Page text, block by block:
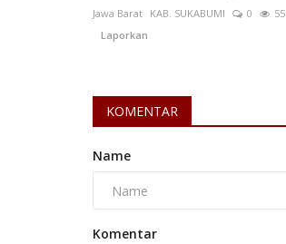
Jawa Barat KAB. SUKABUMI 0
55
Laporkan
KOMENTAR
Name
Komentar
deviputrisnanida
KOTA YOGYAKARTA